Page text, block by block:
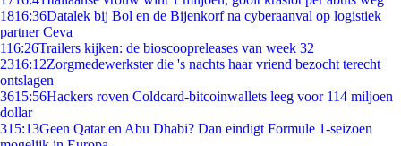
1816:36Datalek bij Bol en de Bijenkorf na cyberaanval op logistiek
partner Ceva
116:26Trailers kijken: de bioscoopreleases van week 32
2316:12Zorgmedewerkster die 's nachts haar vriend bezocht terecht
ontslagen
3615:56Hackers roven Coldcard-bitcoinwallets leeg voor 114 miljoen
dollar
315:13Geen Qatar en Abu Dhabi? Dan eindigt Formule 1-seizoen